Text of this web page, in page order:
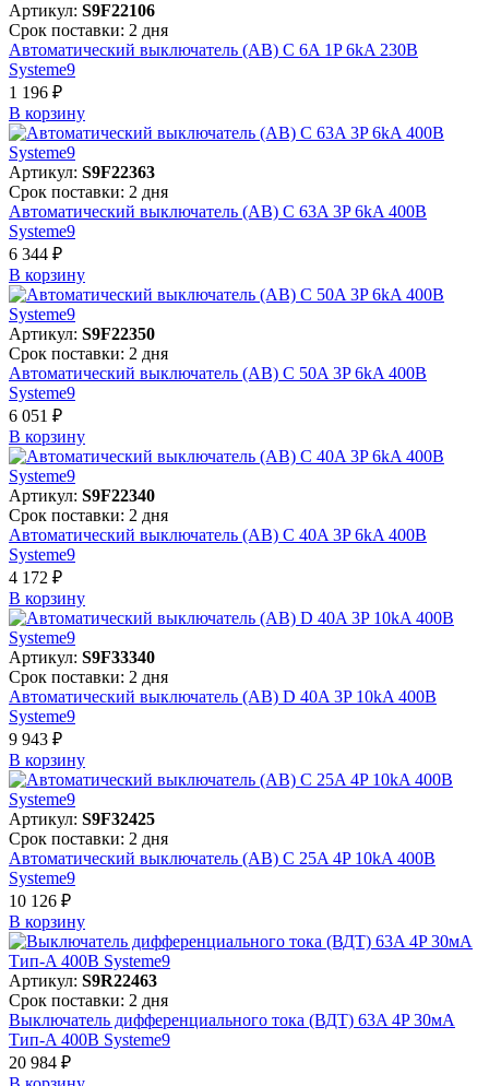
Артикул: S9F22106
Срок поставки: 2 дня
Автоматический выключатель (АВ) C 6A 1P 6kA 230В
Systeme9
1 196 ₽
В корзинy
Артикул: S9F22363
Срок поставки: 2 дня
Автоматический выключатель (АВ) C 63A 3P 6kA 400В
Systeme9
6 344 ₽
В корзинy
Артикул: S9F22350
Срок поставки: 2 дня
Автоматический выключатель (АВ) C 50A 3P 6kA 400В
Systeme9
6 051 ₽
В корзинy
Артикул: S9F22340
Срок поставки: 2 дня
Автоматический выключатель (АВ) C 40A 3P 6kA 400В
Systeme9
4 172 ₽
В корзинy
Артикул: S9F33340
Срок поставки: 2 дня
Автоматический выключатель (АВ) D 40A 3P 10kA 400В
Systeme9
9 943 ₽
В корзинy
Артикул: S9F32425
Срок поставки: 2 дня
Автоматический выключатель (АВ) C 25A 4P 10kA 400В
Systeme9
10 126 ₽
В корзинy
Артикул: S9R22463
Срок поставки: 2 дня
Выключатель дифференциального тока (ВДТ) 63A 4P 30мА
Тип-A 400В Systeme9
20 984 ₽